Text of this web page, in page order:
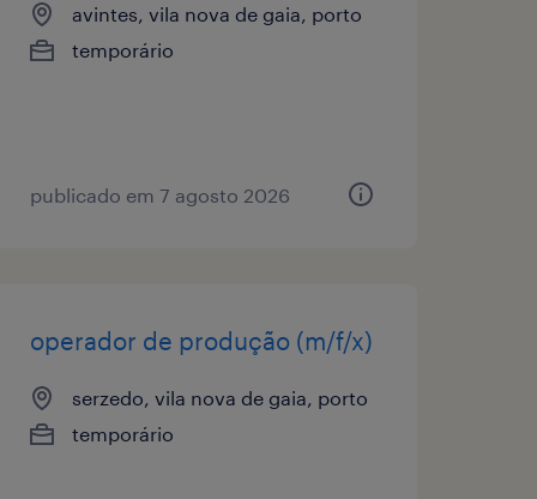
avintes, vila nova de gaia, porto
temporário
publicado em 7 agosto 2026
operador de produção (m/f/x)
serzedo, vila nova de gaia, porto
temporário